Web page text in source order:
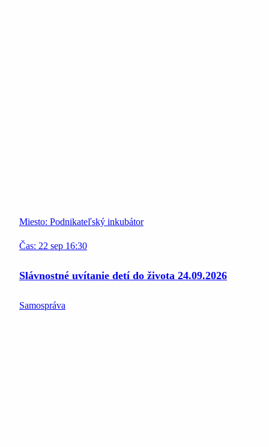
Miesto: Podnikateľský inkubátor
Čas: 22 sep 16:30
Slávnostné uvítanie detí do života 24.09.2026
Samospráva